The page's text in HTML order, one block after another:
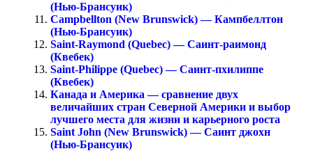
(Нью-Брансуик)
Campbellton (New Brunswick) — Кампбеллтон
(Нью-Брансуик)
Saint-Raymond (Quebec) — Саинт-раимонд
(Квебек)
Saint-Philippe (Quebec) — Саинт-пхилиппе
(Квебек)
Канада и Америка — сравнение двух
величайших стран Северной Америки и выбор
лучшего места для жизни и карьерного роста
Saint John (New Brunswick) — Саинт джохн
(Нью-Брансуик)